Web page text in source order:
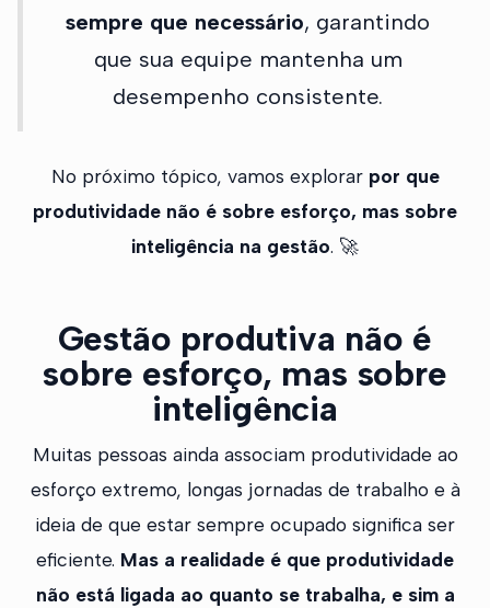
sempre que necessário, garantindo
que sua equipe mantenha um
desempenho consistente.
No próximo tópico, vamos explorar por que
produtividade não é sobre esforço, mas sobre
inteligência na gestão. 🚀
Gestão produtiva não é
sobre esforço, mas sobre
inteligência
Muitas pessoas ainda associam produtividade ao
esforço extremo, longas jornadas de trabalho e à
ideia de que estar sempre ocupado significa ser
eficiente. Mas a realidade é que produtividade
não está ligada ao quanto se trabalha, e sim a